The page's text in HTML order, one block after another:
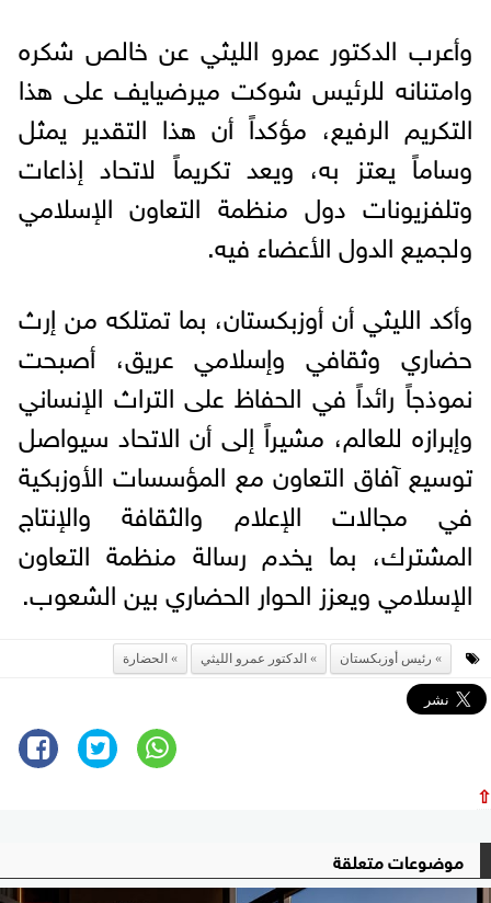
وأعرب الدكتور عمرو الليثي عن خالص شكره
وامتنانه للرئيس شوكت ميرضيايف على هذا
التكريم الرفيع، مؤكداً أن هذا التقدير يمثل
وساماً يعتز به، ويعد تكريماً لاتحاد إذاعات
وتلفزيونات دول منظمة التعاون الإسلامي
ولجميع الدول الأعضاء فيه.
وأكد الليثي أن أوزبكستان، بما تمتلكه من إرث
حضاري وثقافي وإسلامي عريق، أصبحت
نموذجاً رائداً في الحفاظ على التراث الإنساني
وإبرازه للعالم، مشيراً إلى أن الاتحاد سيواصل
توسيع آفاق التعاون مع المؤسسات الأوزبكية
في مجالات الإعلام والثقافة والإنتاج
المشترك، بما يخدم رسالة منظمة التعاون
الإسلامي ويعزز الحوار الحضاري بين الشعوب.
رئيس أوزبكستان الدكتور عمرو الليثي الحضارة
⇧
موضوعات متعلقة